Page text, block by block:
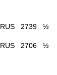
RUS 2739 ½
RUS 2706
½